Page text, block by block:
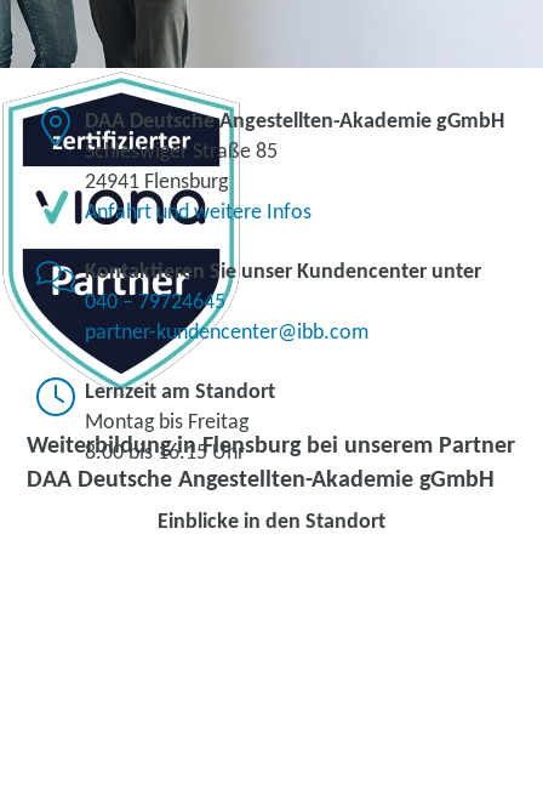
Weiterbildung in Flensburg bei unserem Partner
DAA Deutsche Angestellten-Akademie gGmbH
DAA Deutsche Angestellten-Akademie gGmbH
Schleswiger Straße 85
24941 Flensburg
Anfahrt und weitere Infos
Kontaktieren Sie unser Kundencenter unter
040 – 79724645
partner-kundencenter@ibb.com
Lernzeit am Standort
Montag bis Freitag
8.00 bis 16.15 Uhr
Einblicke in den Standort